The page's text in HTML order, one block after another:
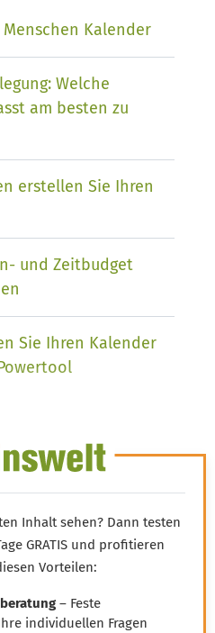
Kalender
Welche
am besten zu
erstellen Sie Ihren
und Zeitbudget
Sie Ihren Kalender
Menschen
Inhalt sehen? Dann testen
GRATIS und profitieren
Vorteilen:
– Feste
individuellen Fragen